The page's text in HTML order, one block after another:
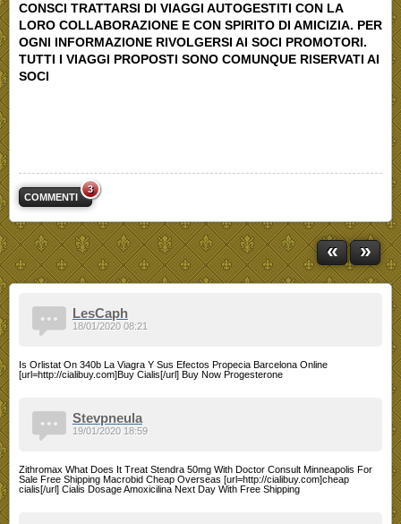
CONSCI TRATTARSI DI VIAGGI AUTOGESTITI CON LA
LORO COLLABORAZIONE E CON SPIRITO DI AMICIZIA. PER
OGNI INFORMAZIONE RIVOLGERSI AI SOCI PROMOTORI.
TUTTI I VIAGGI PROPOSTI SONO COMUNQUE RISERVATI AI
SOCI
COMMENTI
3
« »
LesCaph
Is Orlistat On 340b La Viagra Y Sus Efectos Propecia Barcelona Online
[url=http://cialibuy.com]Buy Cialis[/url] Buy Now Progesterone
18/01/2020 08:21
Stevpneula
Zithromax What Does It Treat Stendra 50mg With Doctor Consult Minneapolis For
Sale Free Shipping Macrobid Cheap Overseas [url=http://cialibuy.com]cheap
cialis[/url] Cialis Dosage Amoxicilina Next Day With Free Shipping
19/01/2020 18:59